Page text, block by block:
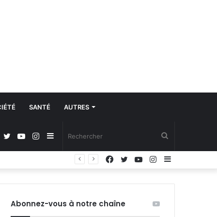
SANTÉ AUTRES
Sidebar
(barre
Instagram
YouTube
Twitter
Sidebar
Instagram
YouTube
Twitter
Facebook
Abonnez-vous à notre chaîne